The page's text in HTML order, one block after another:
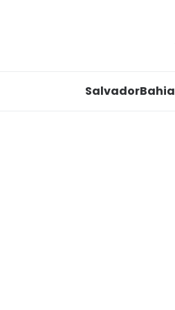
SalvadorBahia